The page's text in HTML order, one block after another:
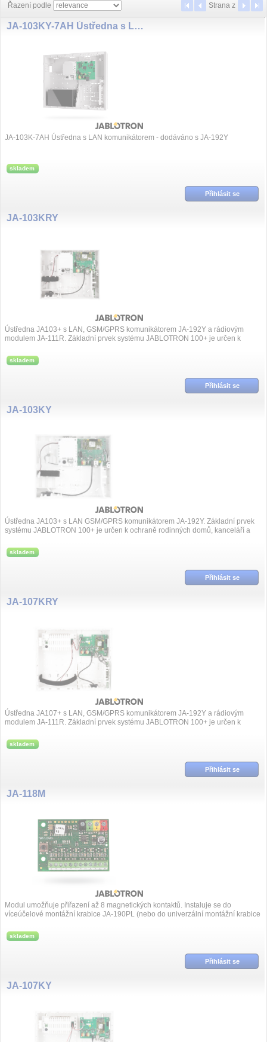
Řazení podle Strana z
JA-103KY-7AH Ústředna s LAN a GSM JA-192Y
JA-103K-7AH Ústředna s LAN komunikátorem - dodáváno s JA-192Y
skladem
Přihlásit se
JA-103KRY
Ústředna JA103+ s LAN, GSM/GPRS komunikátorem JA-192Y a rádiovým
modulem JA-111R. Základní prvek systému JABLOTRON 100+ je určen k
skladem
Přihlásit se
JA-103KY
Ústředna JA103+ s LAN GSM/GPRS komunikátorem JA-192Y. Základní prvek
systému JABLOTRON 100+ je určen k ochraně rodinných domů, kanceláří a
skladem
Přihlásit se
JA-107KRY
Ústředna JA107+ s LAN, GSM/GPRS komunikátorem JA-192Y a rádiovým
modulem JA-111R. Základní prvek systému JABLOTRON 100+ je určen k
skladem
Přihlásit se
JA-118M
Modul umožňuje přiřazení až 8 magnetických kontaktů. Instaluje se do
víceúčelové montážní krabice JA-190PL (nebo do univerzální montážní krabice
skladem
Přihlásit se
JA-107KY